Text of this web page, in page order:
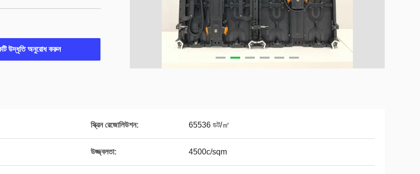
উদ্ধৃতি অনুরোধ করুন
স্ক্রিন রেজোলিউশন: 65536 ডট/㎡
উজ্জ্বলতা: 4500c/sqm